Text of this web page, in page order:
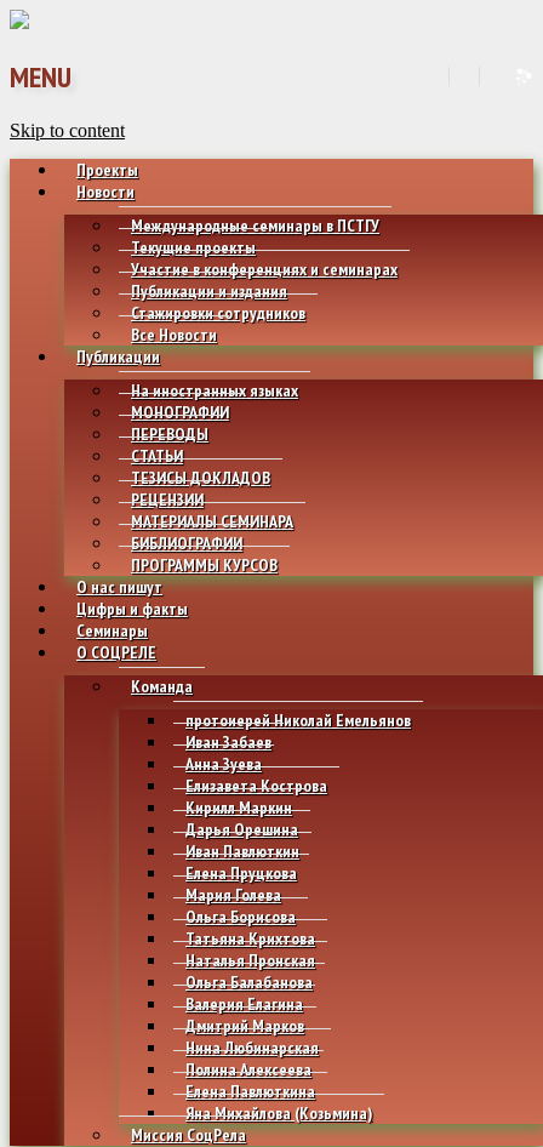
MENU
Skip to content
Проекты
Новости
Международные семинары в ПСТГУ
Текущие проекты
Участие в конференциях и семинарах
Публикации и издания
Стажировки сотрудников
Все Новости
Публикации
На иностранных языках
МОНОГРАФИИ
ПЕРЕВОДЫ
СТАТЬИ
ТЕЗИСЫ ДОКЛАДОВ
РЕЦЕНЗИИ
МАТЕРИАЛЫ СЕМИНАРА
БИБЛИОГРАФИИ
ПРОГРАММЫ КУРСОВ
О нас пишут
Цифры и факты
Семинары
О СОЦРЕЛЕ
Команда
протоиерей Николай Емельянов
Иван Забаев
Анна Зуева
Елизавета Кострова
Кирилл Маркин
Дарья Орешина
Иван Павлюткин
Елена Пруцкова
Мария Голева
Ольга Борисова
Татьяна Крихтова
Наталья Пронская
Ольга Балабанова
Валерия Елагина
Дмитрий Марков
Нина Любинарская
Полина Алексеева
Елена Павлюткина
Яна Михайлова (Козьмина)
Миссия СоцРела